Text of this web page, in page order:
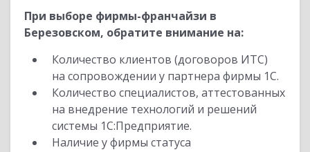
При выборе фирмы-франчайзи в
Березовском, обратите внимание на:
Количество клиентов (договоров ИТС)
на сопровождении у партнера фирмы 1С.
Количество специалистов, аттестованных
на внедрение технологий и решений
системы 1С:Предприятие.
Наличие у фирмы статуса